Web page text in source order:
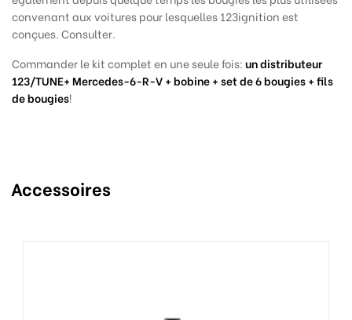
convenant aux voitures pour lesquelles 123ignition est
conçues. Consulter.
Commander le kit complet en une seule fois:un distributeur
123/TUNE+ Mercedes-6-R-V + bobine + set de 6 bougies + fils
de bougies!
Accessoires